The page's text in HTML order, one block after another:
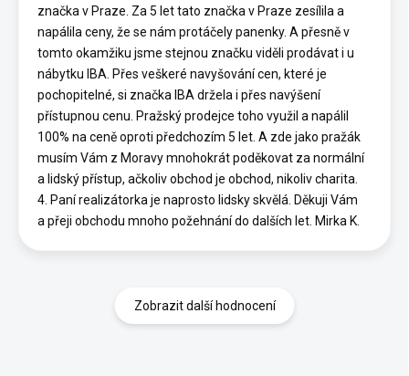
značka v Praze. Za 5 let tato značka v Praze zesílila a
napálila ceny, že se nám protáčely panenky. A přesně v
tomto okamžiku jsme stejnou značku viděli prodávat i u
nábytku IBA. Přes veškeré navyšování cen, které je
pochopitelné, si značka IBA držela i přes navýšení
přístupnou cenu. Pražský prodejce toho využil a napálil
100% na ceně oproti předchozím 5 let. A zde jako pražák
musím Vám z Moravy mnohokrát poděkovat za normální
a lidský přístup, ačkoliv obchod je obchod, nikoliv charita.
4. Paní realizátorka je naprosto lidsky skvělá. Děkuji Vám
a přeji obchodu mnoho požehnání do dalších let. Mirka K.
Zobrazit další hodnocení